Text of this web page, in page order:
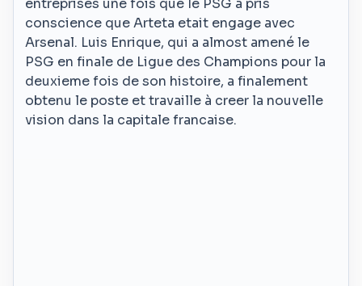
entreprises une fois que le PSG a pris
conscience que Arteta etait engage avec
Arsenal. Luis Enrique, qui a almost amené le
PSG en finale de Ligue des Champions pour la
deuxieme fois de son histoire, a finalement
obtenu le poste et travaille à creer la nouvelle
vision dans la capitale francaise.